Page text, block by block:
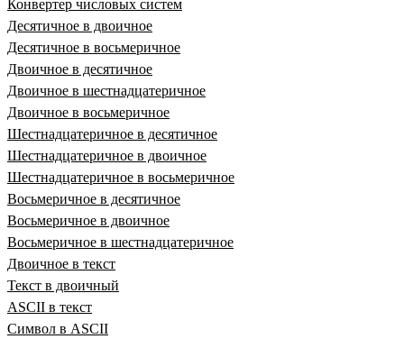
Конвертер числовых систем
Десятичное в двоичное
Десятичное в восьмеричное
Двоичное в десятичное
Двоичное в шестнадцатеричное
Двоичное в восьмеричное
Шестнадцатеричное в десятичное
Шестнадцатеричное в двоичное
Шестнадцатеричное в восьмеричное
Восьмеричное в десятичное
Восьмеричное в двоичное
Восьмеричное в шестнадцатеричное
Двоичное в текст
Текст в двоичный
ASCII в текст
Символ в ASCII